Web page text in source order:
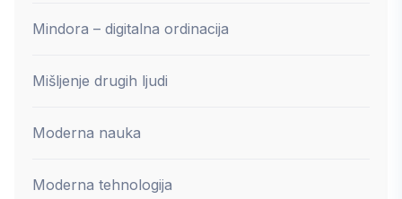
Mindora – digitalna ordinacija
Mišljenje drugih ljudi
Moderna nauka
Moderna tehnologija